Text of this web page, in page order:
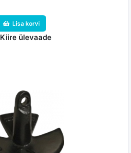
Lisa korvi
Kiire ülevaade